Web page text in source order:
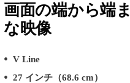
画面の端から端
な映像
V Line
27 インチ（68.6 cm）